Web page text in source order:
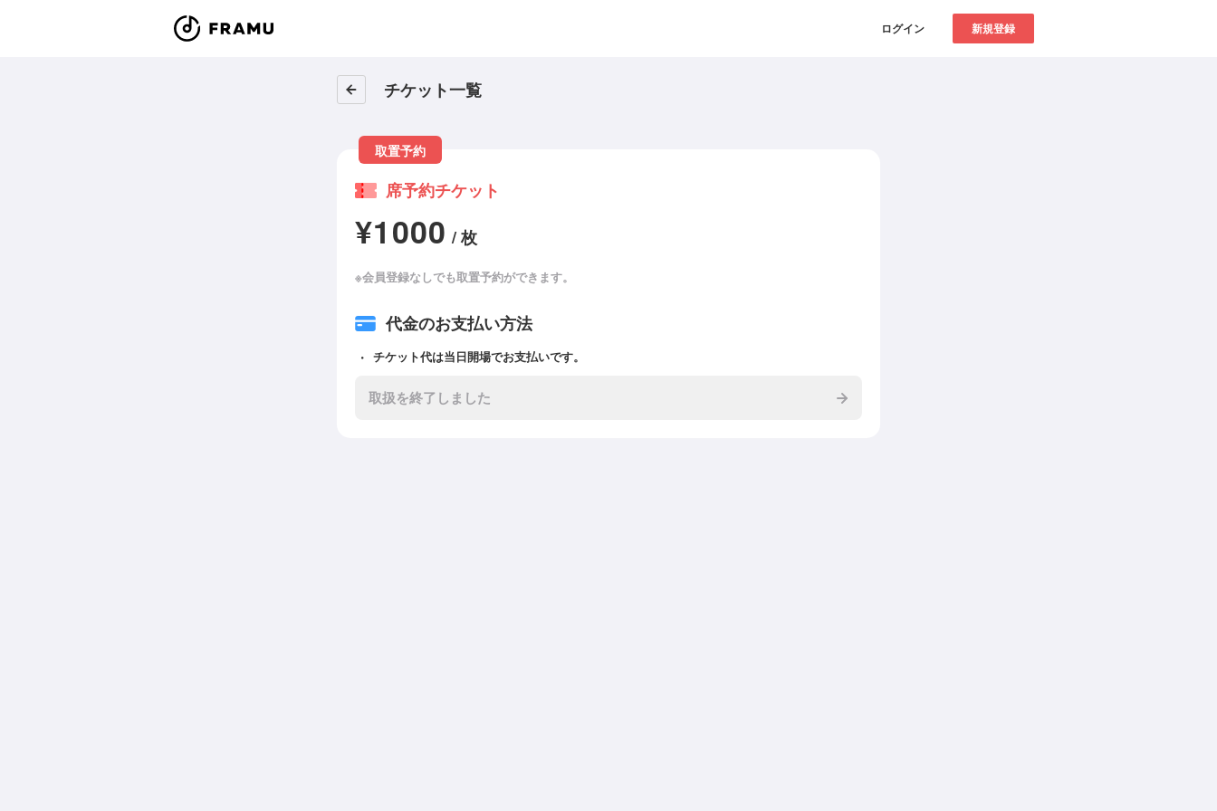
ログイン 新規登録
チケット一覧
取置予約
席予約チケット
¥1000 / 枚
※会員登録なしでも取置予約ができます。
代金のお支払い方法
チケット代は当日開場でお支払いです。
取扱を終了しました